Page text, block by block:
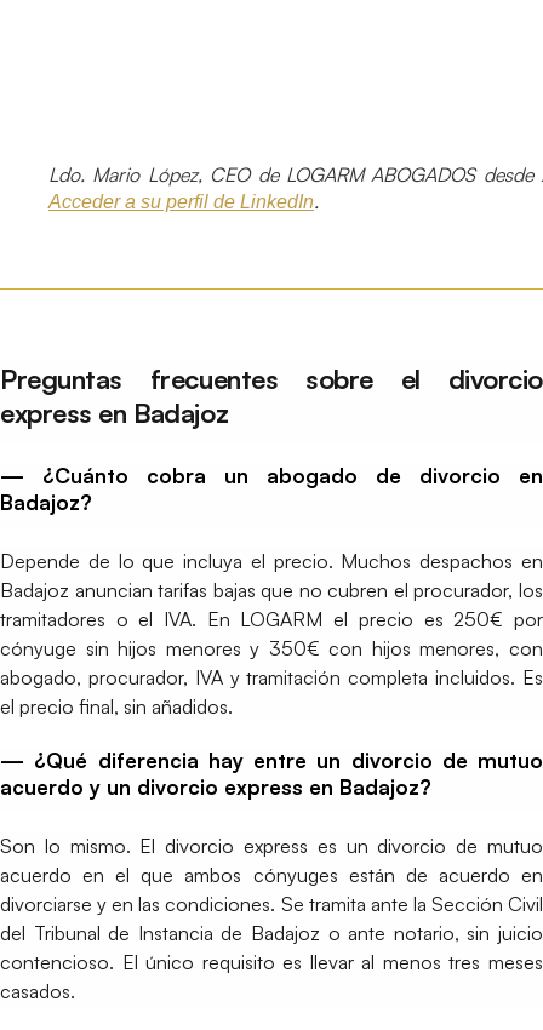
Ldo. Mario López, CEO de LOGARM ABOGADOS
Acceder a su perfil de LinkedIn.
Preguntas frecuentes sobre el divorcio
express en Badajoz
— ¿Cuánto cobra un abogado de divorcio en
Badajoz?
Depende de lo que incluya el precio. Muchos despachos en
Badajoz anuncian tarifas bajas que no cubren el procurador, los
tramitadores o el IVA. En LOGARM el precio es 250€ por
cónyuge sin hijos menores y 350€ con hijos menores, con
abogado, procurador, IVA y tramitación completa incluidos. Es
el precio final, sin añadidos.
— ¿Qué diferencia hay entre un divorcio de mutuo
acuerdo y un divorcio express en Badajoz?
Son lo mismo. El divorcio express es un divorcio de mutuo
acuerdo en el que ambos cónyuges están de acuerdo en
divorciarse y en las condiciones. Se tramita ante la Sección Civil
del Tribunal de Instancia de Badajoz o ante notario, sin juicio
contencioso. El único requisito es llevar al menos tres meses
casados.